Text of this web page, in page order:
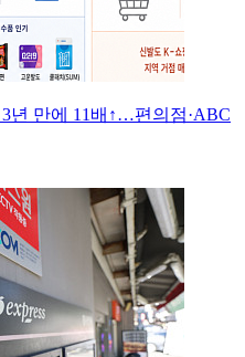
년 만에 11배↑…편의점·ABC